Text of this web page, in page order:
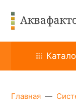
Главная